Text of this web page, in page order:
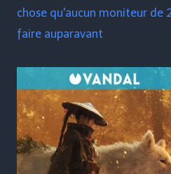
chose qu'aucun moniteur de
faire auparavant